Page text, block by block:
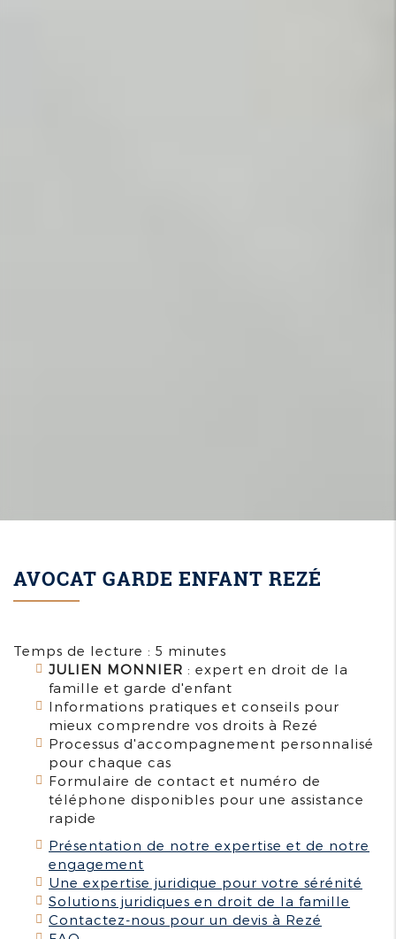
AVOCAT GARDE ENFANT REZÉ
Temps de lecture : 5 minutes
JULIEN MONNIER : expert en droit de la
famille et garde d'enfant
Informations pratiques et conseils pour
mieux comprendre vos droits à Rezé
Processus d'accompagnement personnalisé
pour chaque cas
Formulaire de contact et numéro de
téléphone disponibles pour une assistance
rapide
Présentation de notre expertise et de notre
engagement
Une expertise juridique pour votre sérénité
Solutions juridiques en droit de la famille
Contactez-nous pour un devis à Rezé